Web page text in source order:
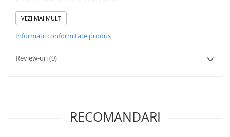
✔ Culoare durabilă și intensă
Alege un prosop practic și elegant, perfect pentru confortul zilnic
VEZI MAI MULT
Informatii conformitate produs
Review-uri(0)
RECOMANDARI